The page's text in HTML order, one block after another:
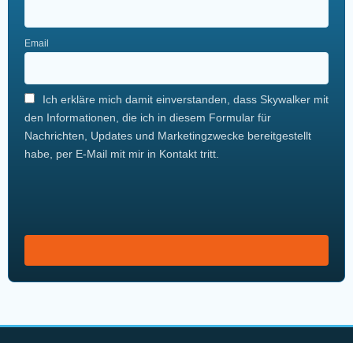
Email
Ich erkläre mich damit einverstanden, dass Skywalker mit
den Informationen, die ich in diesem Formular für
Nachrichten, Updates und Marketingzwecke bereitgestellt
habe, per E-Mail mit mir in Kontakt tritt.